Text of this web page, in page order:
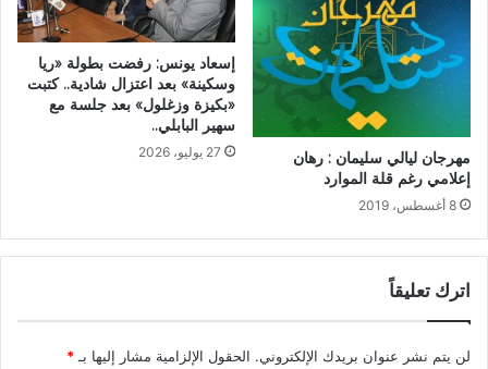
مهرجان ليالي سليمان : رهان
إعلامي رغم قلة الموارد
8 أغسطس، 2019
إسعاد يونس: رفضت بطولة «ريا
وسكينة» بعد اعتزال شادية.. كتبت
«بكيزة وزغلول» بعد جلسة مع
سهير البابلي..
27 يوليو، 2026
اترك تعليقاً
لن يتم نشر عنوان بريدك الإلكتروني. الحقول الإلزامية مشار إليها بـ *